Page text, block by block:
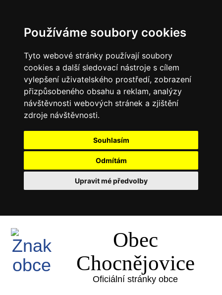
Používáme soubory cookies
Tyto webové stránky používají soubory
cookies a další sledovací nástroje s cílem
vylepšení uživatelského prostředí, zobrazení
přizpůsobeného obsahu a reklam, analýzy
návštěvnosti webových stránek a zjištění
zdroje návštěvnosti.
Souhlasím
Odmítám
Upravit mé předvolby
Obec
Chocnějovice
Oficiální stránky obce